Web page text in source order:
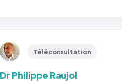
Téléconsultation
Dr Philippe Raujol